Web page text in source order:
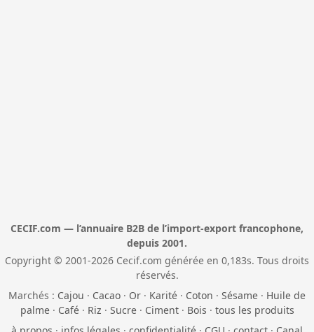
CECIF.com — l’annuaire B2B de l’import-export francophone,
depuis 2001.
Copyright © 2001-2026 Cecif.com générée en 0,183s. Tous droits
réservés.
Marchés : Cajou · Cacao · Or · Karité · Coton · Sésame · Huile de
palme· Café· Riz · Sucre· Ciment· Bois · tous les produits